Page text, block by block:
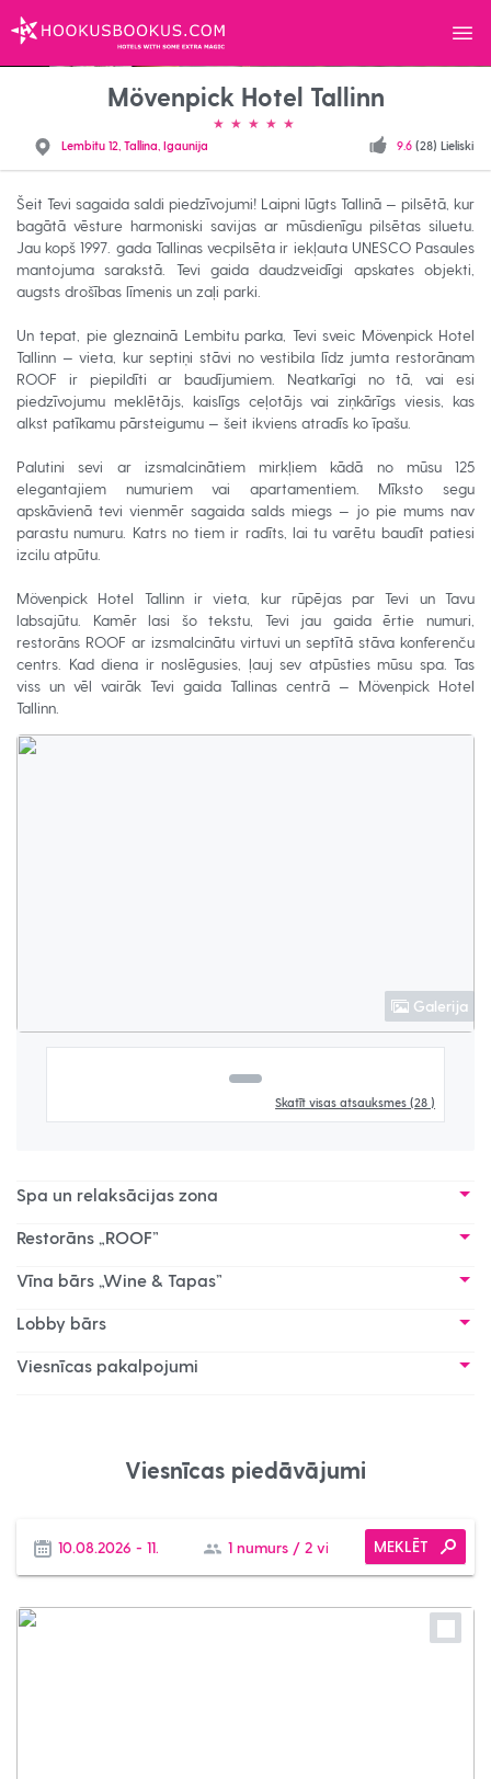
HOOKUSBOOKUS.COM
Mövenpick Hotel Tallinn
Lembitu 12, Tallina, Igaunija 9.6 (28) Lieliski
Šeit Tevi sagaida saldi piedzīvojumi! Laipni lūgts Tallinā — pilsētā, kur
bagātā vēsture harmoniski savijas ar mūsdienīgu pilsētas siluetu.
Jau kopš 1997. gada Tallinas vecpilsēta ir iekļauta UNESCO Pasaules
mantojuma sarakstā. Tevi gaida daudzveidīgi apskates objekti,
augsts drošības līmenis un zaļi parki.
Un tepat, pie gleznainā Lembitu parka, Tevi sveic Mövenpick Hotel
Tallinn — vieta, kur septiņi stāvi no vestibila līdz jumta restorānam
ROOF ir piepildīti ar baudījumiem. Neatkarīgi no tā, vai esi
piedzīvojumu meklētājs, kaislīgs ceļotājs vai ziņkārīgs viesis, kas
alkst patīkamu pārsteigumu — šeit ikviens atradīs ko īpašu.
Palutini sevi ar izsmalcinātiem mirkļiem kādā no mūsu 125
elegantajiem numuriem vai apartamentiem. Mīksto segu
apskāvienā tevi vienmēr sagaida salds miegs — jo pie mums nav
parastu numuru. Katrs no tiem ir radīts, lai tu varētu baudīt patiesi
izcilu atpūtu.
Mövenpick Hotel Tallinn ir vieta, kur rūpējas par Tevi un Tavu
labsajūtu. Kamēr lasi šo tekstu, Tevi jau gaida ērtie numuri,
restorāns ROOF ar izsmalcinātu virtuvi un septītā stāva konferenču
centrs. Kad diena ir noslēgusies, ļauj sev atpūsties mūsu spa. Tas
viss un vēl vairāk Tevi gaida Tallinas centrā — Mövenpick Hotel
Tallinn.
Galerija
Skatīt visas atsauksmes (28 )
Spa un relaksācijas zona
Restorāns „ROOF”
Vīna bārs „Wine & Tapas”
Lobby bārs
Viesnīcas pakalpojumi
Viesnīcas piedāvājumi
MEKLĒT